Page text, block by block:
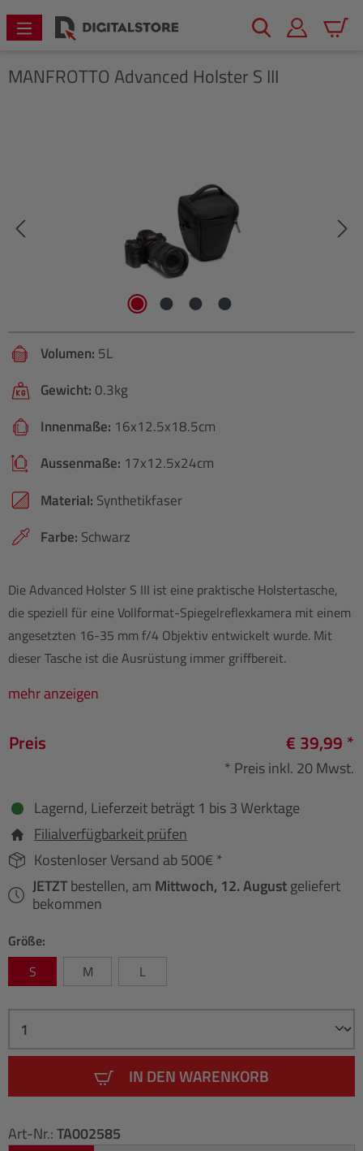
springen
MANFROTTO Advanced Holster S III
Volumen: 5L
Gewicht:0.3kg
Innenmaße: 16x12.5x18.5cm
Aussenmaße: 17x12.5x24cm
Material: Synthetikfaser
Farbe: Schwarz
Die Advanced Holster S III ist eine praktische Holstertasche,
die speziell für eine Vollformat-Spiegelreflexkamera mit einem
angesetzten 16-35 mm f/4 Objektiv entwickelt wurde. Mit
dieser Tasche ist die Ausrüstung immer griffbereit.
mehr anzeigen
Preis € 39,99 *
* Preis inkl. 20 Mwst.
Lagernd, Lieferzeit beträgt 1 bis 3 Werktage
Filialverfügbarkeit prüfen
Kostenloser Versand ab 500€ *
JETZTbestellen, am Mittwoch, 12. Augustgeliefert
bekommen
Größe:
S
M L
IN DEN WARENKORB
Art-Nr.:TA002585